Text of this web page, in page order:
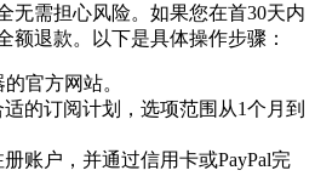
无需担心风险。如果您在首30天内
额退款。以下是具体操作步骤：
官方网站。
的订阅计划，选项范围从1个月到
账户，并通过信用卡或PayPal完